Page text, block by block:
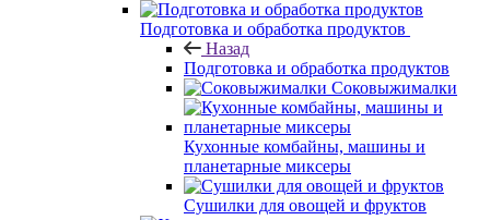
Подготовка и обработка продуктов
Назад
Подготовка и обработка продуктов
Соковыжималки
Кухонные комбайны, машины и
планетарные миксеры
Сушилки для овощей и фруктов